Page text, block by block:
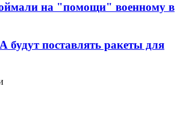
на "помощи" военному в
поставлять ракеты для